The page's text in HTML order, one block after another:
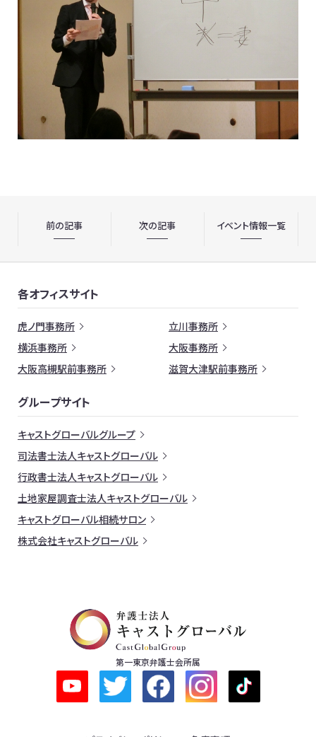
前の記事 次の記事 イベント情報一覧
各オフィスサイト
虎ノ門事務所
立川事務所
横浜事務所
大阪事務所
大阪高槻駅前事務所
滋賀大津駅前事務所
グループサイト
キャストグローバルグループ
司法書士法人キャストグローバル
行政書士法人キャストグローバル
土地家屋調査士法人キャストグローバル
キャストグローバル相続サロン
株式会社キャストグローバル
第一東京弁護士会所属